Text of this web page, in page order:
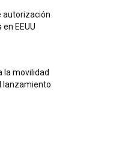
autorización
EEUU
la movilidad
lanzamiento